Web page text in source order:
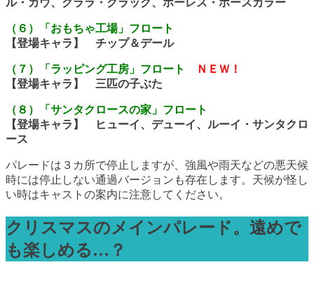
（６）「おもちゃ工場」フロート
【登場キャラ】 チップ＆デール
（７）「ラッピング工房」フロート
ＮＥＷ！
【登場キャラ】 三匹の子ぶた
（８）「サンタクロースの家」フロート
【登場キャラ】 ヒューイ、デューイ、ルーイ・サンタクロ
ース
パレードは３カ所で停止しますが、強風や雨天などの悪天候
時には停止しない通過バージョンも存在します。天候が怪し
い時はキャストの案内に注意してください。
クリスマスのメインパレード。遠めで
も楽しめる…？